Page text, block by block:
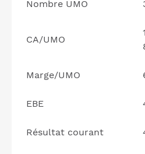
Nombre UMO
CA/UMO
Marge/UMO
EBE
Résultat courant